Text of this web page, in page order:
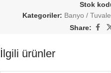
Stok
Kategoriler: Banyo /
Share:
İlgili ürünler